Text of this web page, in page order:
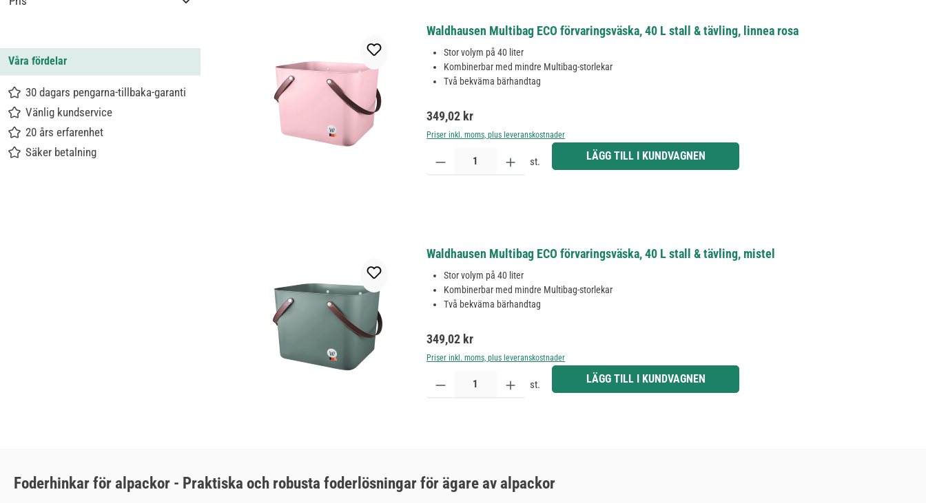
Våra fördelar
30 dagars pengarna-tillbaka-garanti
Vänlig kundservice
20 års erfarenhet
Säker betalning
Waldhausen Multibag ECO förvaringsväska, 40 L stall & tävling, linnea rosa
Stor volym på 40 liter
Kombinerbar med mindre Multibag-storlekar
Två bekväma bärhandtag
Ordinarie pris:
349,02 kr
Priser inkl. moms, plus leveranskostnader
Produktkvantitet: Ange önskat belopp eller använd knapparna för att öka eller minska kvantiteten.
st. LÄGG TILL I KUNDVAGNEN
Waldhausen Multibag ECO förvaringsväska, 40 L stall & tävling, mistel
Stor volym på 40 liter
Kombinerbar med mindre Multibag-storlekar
Två bekväma bärhandtag
Ordinarie pris:
349,02 kr
Priser inkl. moms, plus leveranskostnader
Produktkvantitet: Ange önskat belopp eller använd knapparna för att öka eller minska kvantiteten.
st. LÄGG TILL I KUNDVAGNEN
Foderhinkar för alpackor - Praktiska och robusta foderlösningar för ägare av alpackor